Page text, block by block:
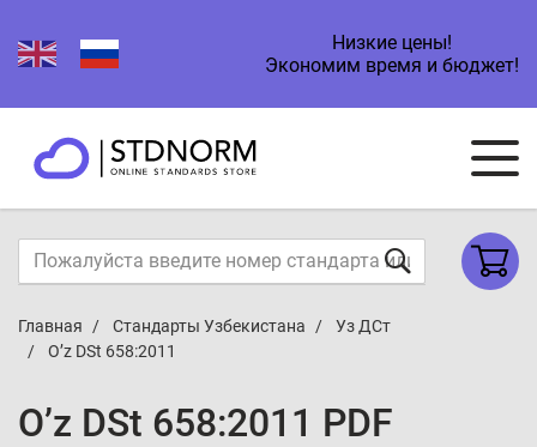
Низкие цены!
Экономим время и бюджет!
Главная Стандарты Узбекистана
Уз ДСт
O’z DSt 658:2011
O’z DSt 658:2011 PDF